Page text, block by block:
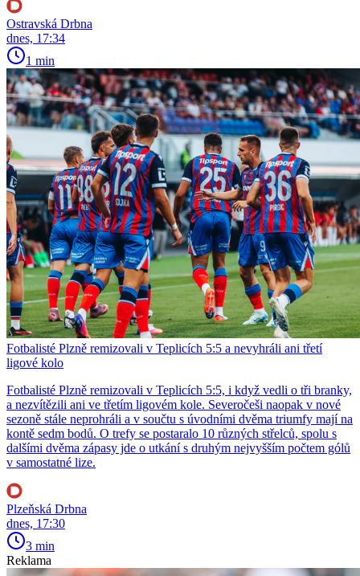
Ostravská Drbna
dnes, 17:34
1 min
Fotbalisté Plzně remizovali v Teplicích 5:5 a nevyhráli ani třetí
ligové kolo
Fotbalisté Plzně remizovali v Teplicích 5:5, i když vedli o tři branky,
a nezvítězili ani ve třetím ligovém kole. Severočeši naopak v nové
sezoně stále neprohráli a v součtu s úvodními dvěma triumfy mají na
kontě sedm bodů. O trefy se postaralo 10 různých střelců, spolu s
dalšími dvěma zápasy jde o utkání s druhým nejvyšším počtem gólů
v samostatné lize.
Plzeňská Drbna
dnes, 17:30
3 min
Reklama